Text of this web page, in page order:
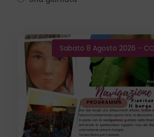
Sabato 8 Agosto 2026 -